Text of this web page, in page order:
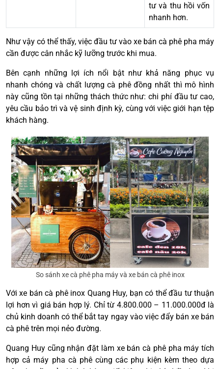
tư và thu hồi vốn
nhanh hơn.
Như vậy có thể thấy, việc đầu tư vào xe bán cà phê pha máy
cần được cân nhắc kỹ lưỡng trước khi mua.
Bên cạnh những lợi ích nổi bật như khả năng phục vụ
nhanh chóng và chất lượng cà phê đồng nhất thì mô hình
này cũng tồn tại những thách thức như: chi phí đầu tư cao,
yêu cầu bảo trì và vệ sinh định kỳ, cùng với việc giới hạn tệp
khách hàng.
So sánh xe cà phê pha máy và xe bán cà phê inox
Với xe bán cà phê inox Quang Huy, bạn có thể đầu tư thuận
lợi hơn vì giá bán hợp lý. Chỉ từ 4.800.000 – 11.000.000đ là
chủ kinh doanh có thể bắt tay ngay vào việc đẩy bán xe bán
cà phê trên mọi nẻo đường.
Quang Huy cũng nhận đặt làm xe bán cà phê pha máy tích
hợp cả máy pha cà phê cùng các phụ kiện kèm theo dựa